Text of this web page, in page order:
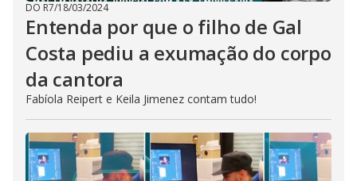
DO R7/18/03/2024
Entenda por que o filho de Gal
Costa pediu a exumação do corpo
da cantora
Fabíola Reipert e Keila Jimenez contam tudo!